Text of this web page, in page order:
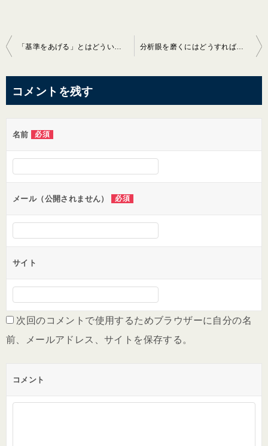
投
ビ
ー
シ
ョ
ン
コメントを残す
名前 必須
メール（公開されません） 必須
サイト
次回のコメントで使用するためブラウザーに自分の名
前、メールアドレス、サイトを保存する。
コメント